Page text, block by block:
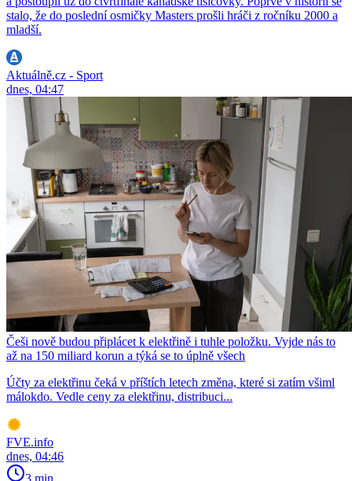
stalo, že do poslední osmičky Masters prošli hráči z ročníku 2000 a
mladší.
Aktuálně.cz - Sport
dnes, 04:47
Češi nově budou připlácet k elektřině i tuhle položku. Vyjde nás to
až na 150 miliard korun a týká se to úplně všech
Účty za elektřinu čeká v příštích letech změna, které si zatím všiml
málokdo. Vedle ceny za elektřinu, distribuci...
FVE.info
dnes, 04:46